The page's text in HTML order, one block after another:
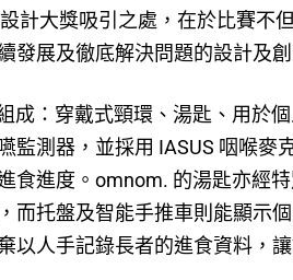
計大獎吸引之處，在於比賽不
發展及徹底解決問題的設計及創
成：穿戴式頸環、湯匙、用於
監測器，並採用 IASUS 咽喉麥
食進度。omnom. 的湯匙亦經
而托盤及智能手推車則能顯示
以人手記錄長者的進食資料，